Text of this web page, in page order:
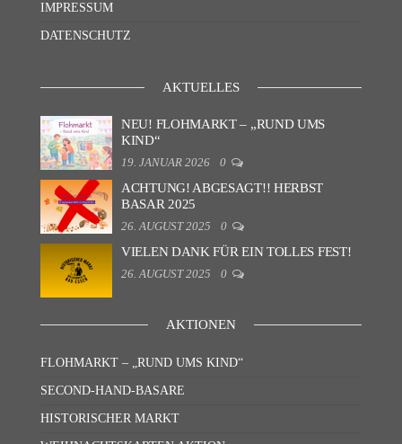
IMPRESSUM
DATENSCHUTZ
AKTUELLES
NEU! FLOHMARKT – „RUND UMS
KIND“
19. JANUAR 2026 0
ACHTUNG! ABGESAGT!! HERBST
BASAR 2025
26. AUGUST 2025 0
VIELEN DANK FÜR EIN TOLLES FEST!
26. AUGUST 2025 0
AKTIONEN
FLOHMARKT – „RUND UMS KIND“
SECOND-HAND-BASARE
HISTORISCHER MARKT